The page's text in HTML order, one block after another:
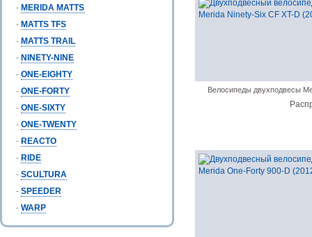
- MERIDA MATTS
- MATTS TFS
- MATTS TRAIL
- NINETY-NINE
- ONE-EIGHTY
- ONE-FORTY
- ONE-SIXTY
- ONE-TWENTY
- REACTO
- RIDE
- SCULTURA
- SPEEDER
- WARP
Велосипеды двухподвесы